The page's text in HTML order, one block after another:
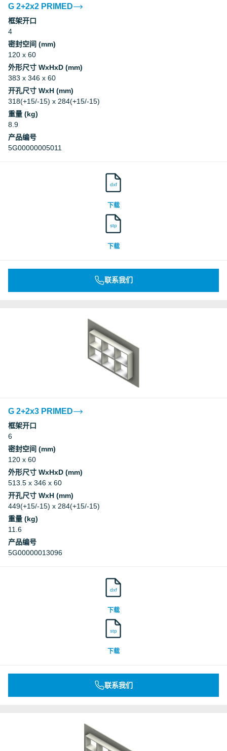
G 2+2x2 PRIMED
框架开口
4
密封空间 (mm)
120 x 60
外形尺寸 WxHxD (mm)
383 x 346 x 60
开孔尺寸 WxH (mm)
318(+15/-15) x 284(+15/-15)
重量 (kg)
8.9
产品编号
5G00000005011
dxf
下载
stp
下载
联系我们
G 2+2x3 PRIMED
框架开口
6
密封空间 (mm)
120 x 60
外形尺寸 WxHxD (mm)
513.5 x 346 x 60
开孔尺寸 WxH (mm)
449(+15/-15) x 284(+15/-15)
重量 (kg)
11.6
产品编号
5G00000013096
dxf
下载
stp
下载
联系我们